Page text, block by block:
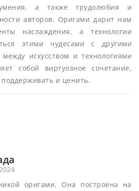
а также трудолюбия и
авторов. Оригами дарит нам
наслаждения, а технологии
этими чудесами с другими
искусством и технологиями
собой виртуозное сочетание,
и ценить.
оригами. Она построена на